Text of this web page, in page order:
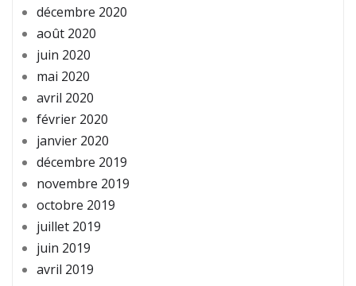
décembre 2020
août 2020
juin 2020
mai 2020
avril 2020
février 2020
janvier 2020
décembre 2019
novembre 2019
octobre 2019
juillet 2019
juin 2019
avril 2019